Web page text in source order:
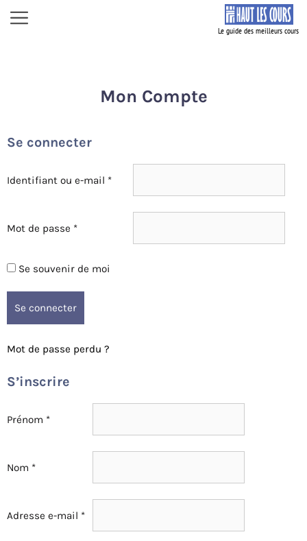
Aller
au
Menu
Mon Compte
Se connecter
Identifiant ou e-mail *Obligatoire
Mot de passe *Obligatoire
Se souvenir de moi
Se connecter
Mot de passe perdu ?
S’inscrire
Prénom *
Nom *
Adresse e-mail *Obligatoire